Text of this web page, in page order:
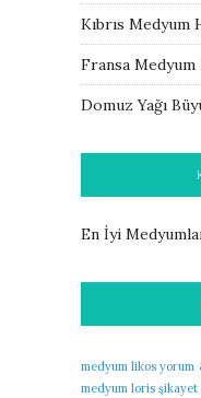
Kıbrıs Medyum
Fransa Medyum
Domuz Yağı
En İyi
medyum likos yorum
medyum loris şikayet